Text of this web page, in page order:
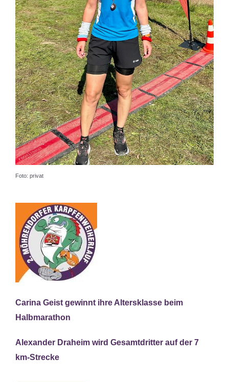
Foto: privat
Carina Geist gewinnt ihre Altersklasse beim
Halbmarathon
Alexander Draheim wird Gesamtdritter auf der 7
km-Strecke